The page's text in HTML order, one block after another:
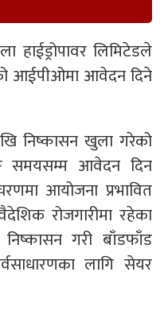
हाईड्रोपावर लिमिटेडले
आईपीओमा आवेदन दिने
निष्कासन खुला गरेको
समयसम्म आवेदन दिन
आयोजना प्रभावित
रोजगारीमा रहेका
गरी बाँडफाँड
लागि सेयर